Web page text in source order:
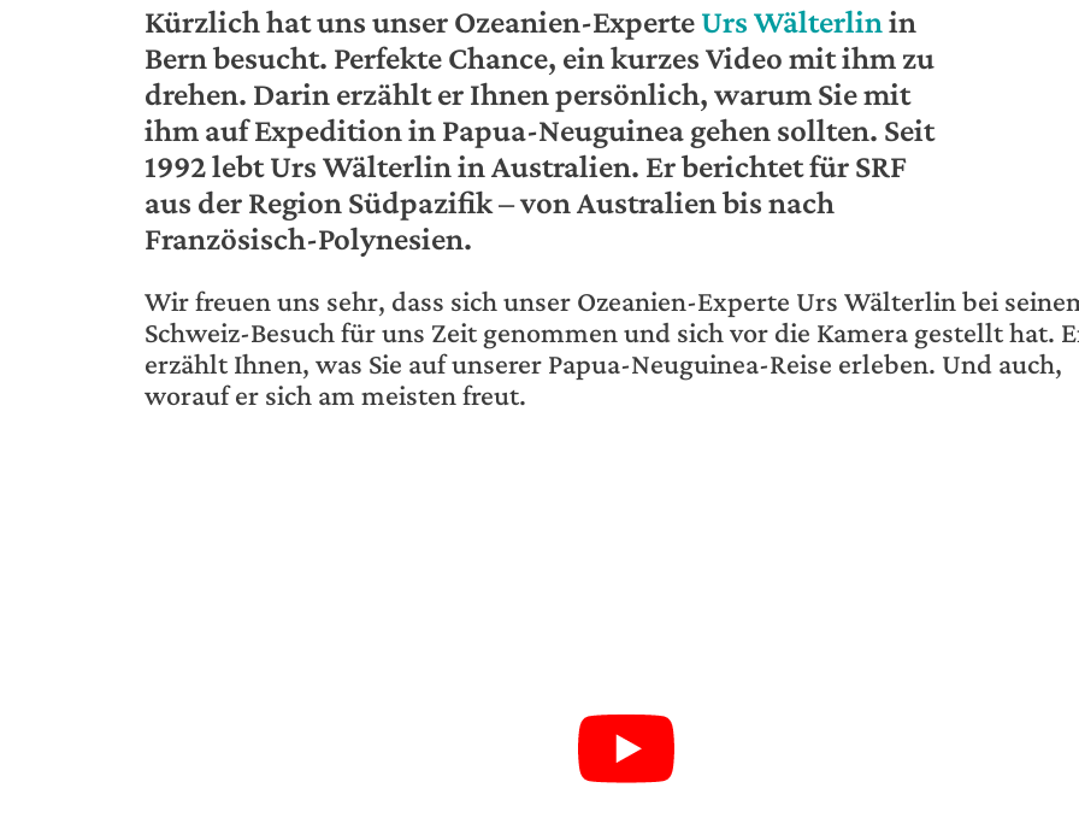
Kürzlich hat uns unser Ozeanien-Experte Urs Wälterlinin
Bern besucht. Perfekte Chance, ein kurzes Video mit ihm zu
drehen. Darin erzählt er Ihnen persönlich, warum Sie mit
ihm auf Expedition in Papua-Neuguinea gehen sollten. Seit
1992 lebt Urs Wälterlin in Australien. Er berichtet für SRF
aus der Region Südpazifik – von Australien bis nach
Französisch-Polynesien.
Wir freuen uns sehr, dass sich unser Ozeanien-Experte Urs Wälterlin bei
Schweiz-Besuch für uns Zeit genommen und sich vor die Kamera gestellt hat.
erzählt Ihnen, was Sie auf unserer Papua-Neuguinea-Reise erleben. Und auch,
worauf er sich am meisten freut.